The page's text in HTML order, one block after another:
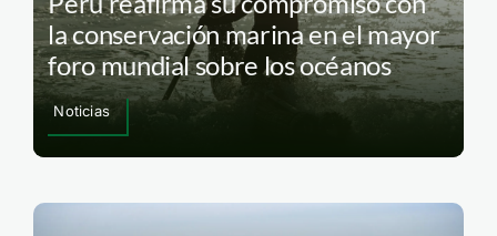
la conservación marina en el mayor
foro mundial sobre los océanos
Noticias